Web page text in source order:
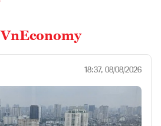
VnEconomy
18:37, 08/08/2026